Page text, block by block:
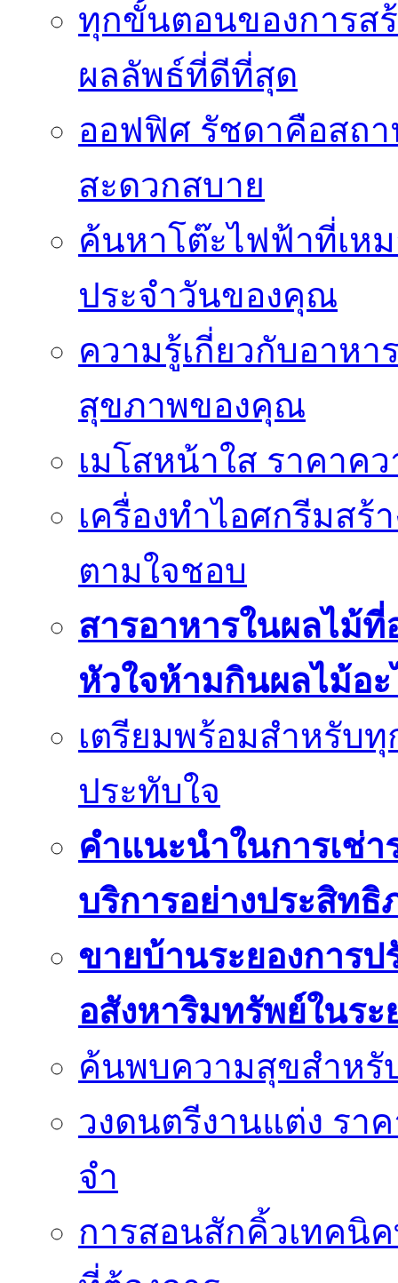
ทุกขั้นตอนของการส
ผลลัพธ์ที่ดีที่สุด
ออฟฟิศ รัชดาคือสถ
สะดวกสบาย
ค้นหาโต๊ะไฟฟ้าที่เห
ประจำวันของคุณ
ความรู้เกี่ยวกับอาหา
สุขภาพของคุณ
เมโสหน้าใส ราคาค
เครื่องทำไอศกรีมส
ตามใจชอบ
สารอาหารในผลไม้
หัวใจห้ามกินผลไม้อะ
เตรียมพร้อมสำหรับ
ประทับใจ
คำแนะนำในการเช่า
บริการอย่างประสิทธิ
ขายบ้านระยองการ
อสังหาริมทรัพย์ในระ
ค้นพบความสุขสำหรั
วงดนตรีงานแต่ง รา
จำ
การสอนสักคิ้วเทคนิ